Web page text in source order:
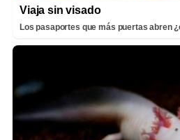
Viaja sin visado
Los pasaportes que más puertas abren